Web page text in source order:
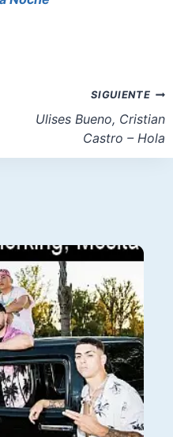
SIGUIENTE
Ulises Bueno, Cristian
Castro – Hola